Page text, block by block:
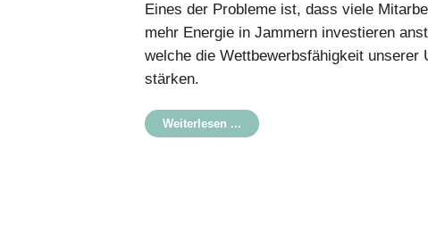
Eines der Probleme ist, dass viele
mehr Energie in Jammern investieren
welche die Wettbewerbsfähigkeit unserer
stärken.
Weiterlesen ...